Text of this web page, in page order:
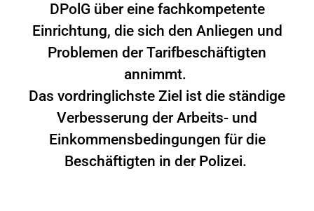
DPolG über eine fachkompetente
Einrichtung, die sich den Anliegen und
Problemen der Tarifbeschäftigten
annimmt.
Das vordringlichste Ziel ist die ständige
Verbesserung der Arbeits- und
Einkommensbedingungen für die
Beschäftigten in der Polizei.